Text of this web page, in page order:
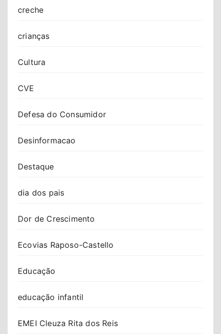
creche
crianças
Cultura
CVE
Defesa do Consumidor
Desinformacao
Destaque
dia dos pais
Dor de Crescimento
Ecovias Raposo-Castello
Educação
educação infantil
EMEI Cleuza Rita dos Reis